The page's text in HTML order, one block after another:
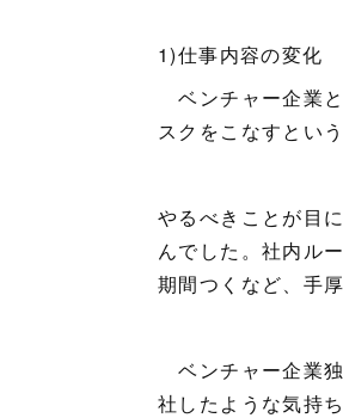
1)仕事内容の変化
ベンチャー企業
スクをこなすとい
やるべきことが目
んでした。社内ル
期間つくなど、手
ベンチャー企業
社したような気持